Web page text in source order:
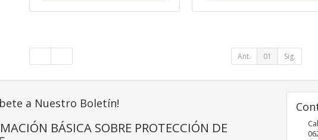
Ant. 01 Sig.
a Nuestro Boletín!
BÁSICA SOBRE PROTECCIÓN DE